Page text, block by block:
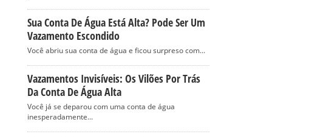
Sua Conta De Água Está Alta? Pode Ser Um
Vazamento Escondido
Você abriu sua conta de água e ficou surpreso com...
Vazamentos Invisíveis: Os Vilões Por Trás
Da Conta De Água Alta
Você já se deparou com uma conta de água
inesperadamente...